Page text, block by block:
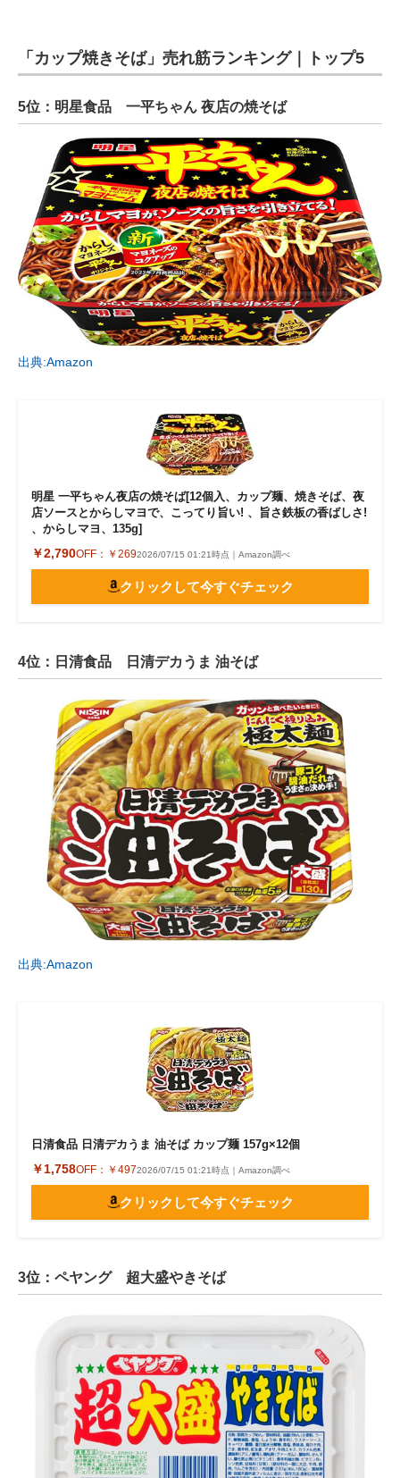
「カップ焼きそば」売れ筋ランキング｜トップ5
5位：明星食品 一平ちゃん 夜店の焼そば
出典:Amazon
明星 一平ちゃん夜店の焼そば[12個入、カップ麺、焼きそば、夜
店ソースとからしマヨで、こってり旨い! 、旨さ鉄板の香ばしさ!
、からしマヨ、135g]
￥2,790OFF： ￥2692026/07/15 01:21時点｜Amazon調べ
クリックして今すぐチェック
4位：日清食品 日清デカうま 油そば
出典:Amazon
日清食品 日清デカうま 油そば カップ麺 157g×12個
￥1,758OFF： ￥4972026/07/15 01:21時点｜Amazon調べ
クリックして今すぐチェック
3位：ペヤング 超大盛やきそば